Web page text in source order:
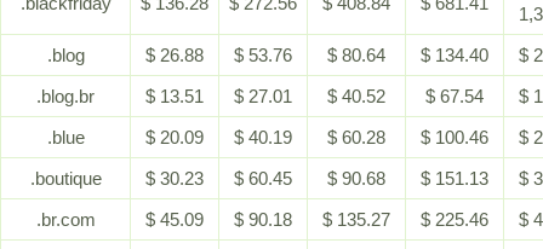
.blog
$ 26.88 $ 53.76 $ 80.64 $ 134.40
$
.blog.br
$ 13.51 $ 27.01 $ 40.52 $ 67.54
$
.blue
$ 20.09 $ 40.19 $ 60.28 $ 100.46
$
.boutique
$ 30.23 $ 60.45 $ 90.68 $ 151.13
$
.br.com
$ 45.09 $ 90.18 $ 135.27 $ 225.46
$